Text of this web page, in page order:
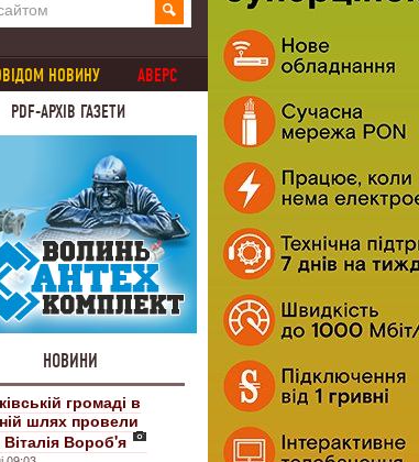
НОВИНУ
АВЕРС
PDF-АРХІВ ГАЗЕТИ
НОВИНИ
громаді в
шлях провели
Вороб'я